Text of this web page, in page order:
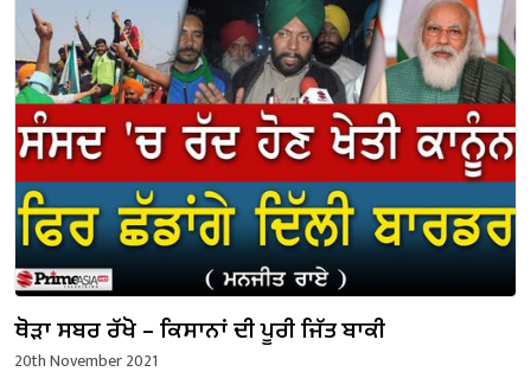
ਥੋੜਾ ਸਬਰ ਰੱਖੋ – ਕਿਸਾਨਾਂ ਦੀ ਪੂਰੀ ਜਿੱਤ ਬਾਕੀ
20th November 2021